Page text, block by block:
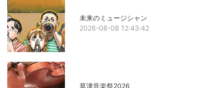
未来のミュージシャン
2026-08-08 12:43:42
草津音楽祭2026